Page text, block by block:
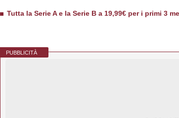
Tutta la Serie A e la Serie B a 19,99€ per i primi 3
PUBBLICITÀ